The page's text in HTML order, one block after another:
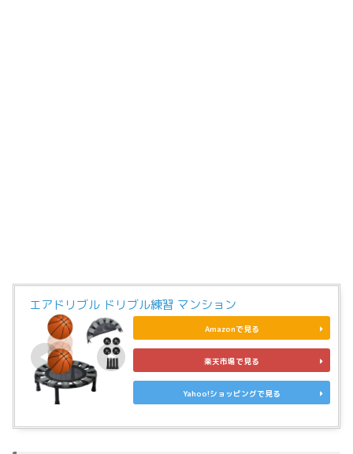
エアドリブル ドリブル練習 マンション
Amazonで見る
楽天市場で見る
Yahoo!ショッピングで見る